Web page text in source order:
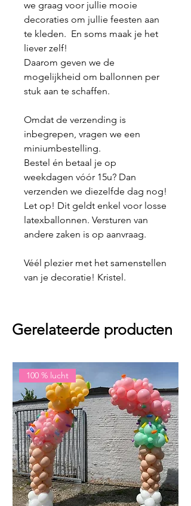
we graag voor jullie mooie
decoraties om jullie feesten aan
te kleden. En soms maak je het
liever zelf!
Daarom geven we de
mogelijkheid om ballonnen per
stuk aan te schaffen.
Omdat de verzending is
inbegrepen, vragen we een
miniumbestelling.
Bestel én betaal je op
weekdagen vóór 15u? Dan
verzenden we diezelfde dag nog!
Let op! Dit geldt enkel voor losse
latexballonnen. Versturen van
andere zaken is op aanvraag.
Véél plezier met het samenstellen
van je decoratie! Kristel.
Gerelateerde producten
100 % lucht